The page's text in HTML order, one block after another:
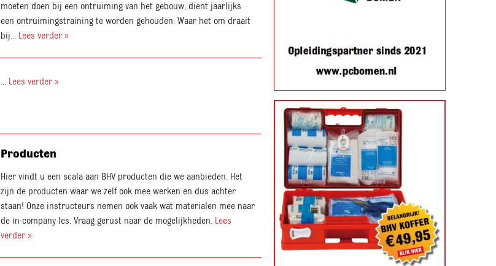
moeten doen bij een ontruiming van het gebouw, dient jaarlijks
een ontruimingstraining te worden gehouden. Waar het om draait
bij...
Lees verder »
Lees verder »
Producten
Hier vindt u een scala aan BHV producten die we aanbieden. Het
zijn de producten waar we zelf ook mee werken en dus achter
staan! Onze instructeurs nemen ook vaak wat materialen mee naar
de in-company les. Vraag gerust naar de mogelijkheden. Lees
verder »